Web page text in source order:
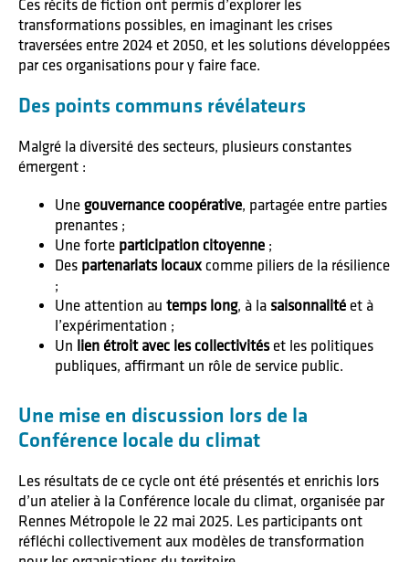
Ces récits de fiction ont permis d’explorer les
transformations possibles, en imaginant les crises
traversées entre 2024 et 2050, et les solutions développées
par ces organisations pour y faire face.
Des points communs révélateurs
Malgré la diversité des secteurs, plusieurs constantes
émergent :
Une gouvernance coopérative, partagée entre parties
prenantes ;
Une forte participation citoyenne ;
Des partenariats locaux comme piliers de la résilience
;
Une attention au temps long, à la saisonnalité et à
l’expérimentation ;
Un lien étroit avec les collectivitéset les politiques
publiques, affirmant un rôle de service public.
Une mise en discussion lors de la
Conférence locale du climat
Les résultats de ce cycle ont été présentés et enrichis lors
d’un atelier à la Conférence locale du climat, organisée par
Rennes Métropole le 22 mai 2025. Les participants ont
réfléchi collectivement aux modèles de transformation